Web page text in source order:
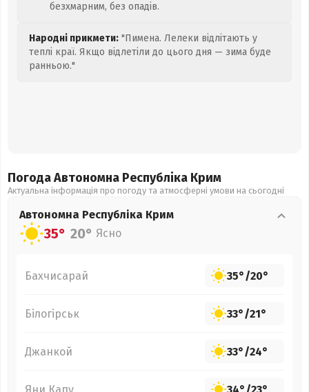
безхмарним, без опадів.
Народні прикмети: "Пимена. Лелеки відлітають у
теплі краї. Якщо відлетіли до цього дня — зима буде
ранньою."
Погода Автономна Республіка Крим
Актуальна інформація про погоду та атмосферні умови на сьогодні
Автономна Республіка Крим
35° 20° Ясно
Бахчисарай 35°/20°
Білогірськ 33°/21°
Джанкой 33°/24°
Яни Капу 34°/23°